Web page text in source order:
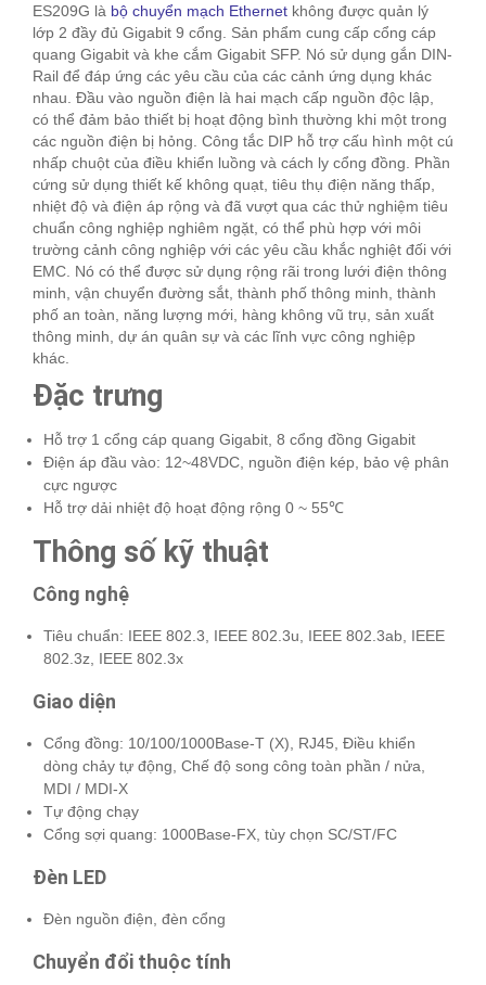
ES209G là bộ chuyển mạch Ethernet không được quản lý
lớp 2 đầy đủ Gigabit 9 cổng. Sản phẩm cung cấp cổng cáp
quang Gigabit và khe cắm Gigabit SFP. Nó sử dụng gắn DIN-
Rail để đáp ứng các yêu cầu của các cảnh ứng dụng khác
nhau. Đầu vào nguồn điện là hai mạch cấp nguồn độc lập,
có thể đảm bảo thiết bị hoạt động bình thường khi một trong
các nguồn điện bị hỏng. Công tắc DIP hỗ trợ cấu hình một cú
nhấp chuột của điều khiển luồng và cách ly cổng đồng. Phần
cứng sử dụng thiết kế không quạt, tiêu thụ điện năng thấp,
nhiệt độ và điện áp rộng và đã vượt qua các thử nghiệm tiêu
chuẩn công nghiệp nghiêm ngặt, có thể phù hợp với môi
trường cảnh công nghiệp với các yêu cầu khắc nghiệt đối với
EMC. Nó có thể được sử dụng rộng rãi trong lưới điện thông
minh, vận chuyển đường sắt, thành phố thông minh, thành
phố an toàn, năng lượng mới, hàng không vũ trụ, sản xuất
thông minh, dự án quân sự và các lĩnh vực công nghiệp
khác.
Đặc trưng
Hỗ trợ 1 cổng cáp quang Gigabit, 8 cổng đồng Gigabit
Điện áp đầu vào: 12~48VDC, nguồn điện kép, bảo vệ phân
cực ngược
Hỗ trợ dải nhiệt độ hoạt động rộng 0 ~ 55℃
Thông số kỹ thuật
Công nghệ
Tiêu chuẩn: IEEE 802.3, IEEE 802.3u, IEEE 802.3ab, IEEE
802.3z, IEEE 802.3x
Giao diện
Cổng đồng: 10/100/1000Base-T (X), RJ45, Điều khiển
dòng chảy tự động, Chế độ song công toàn phần / nửa,
MDI / MDI-X
Tự động chạy
Cổng sợi quang: 1000Base-FX, tùy chọn SC/ST/FC
Đèn LED
Đèn nguồn điện, đèn cổng
Chuyển đổi thuộc tính